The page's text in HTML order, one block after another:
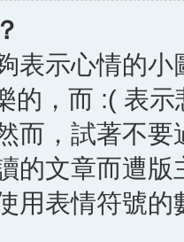
表示心情的
的，而 :( 表
而，試著不
的文章而遭
用表情符號的